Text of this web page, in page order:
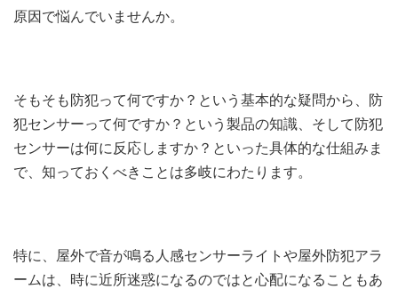
原因で悩んでいませんか。
そもそも防犯って何ですか？という基本的な疑問から、防
犯センサーって何ですか？という製品の知識、そして防犯
センサーは何に反応しますか？といった具体的な仕組みま
で、知っておくべきことは多岐にわたります。
特に、屋外で音が鳴る人感センサーライトや屋外防犯アラ
ームは、時に近所迷惑になるのではと心配になることもあ